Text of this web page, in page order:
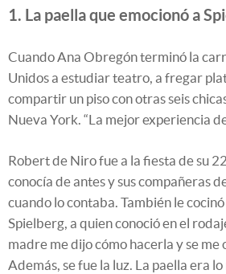
1. La paella que emocionó a
Cuando Ana Obregón terminó la
Unidos a estudiar teatro, a fregar
compartir un piso con otras seis
Nueva York. “La mejor experiencia
Robert de Niro fue a la fiesta de su
conocía de antes y sus compañeras
cuando lo contaba. También le
Spielberg, a quien conoció en el
madre me dijo cómo hacerla y se me
Además, se fue la luz. La paella era